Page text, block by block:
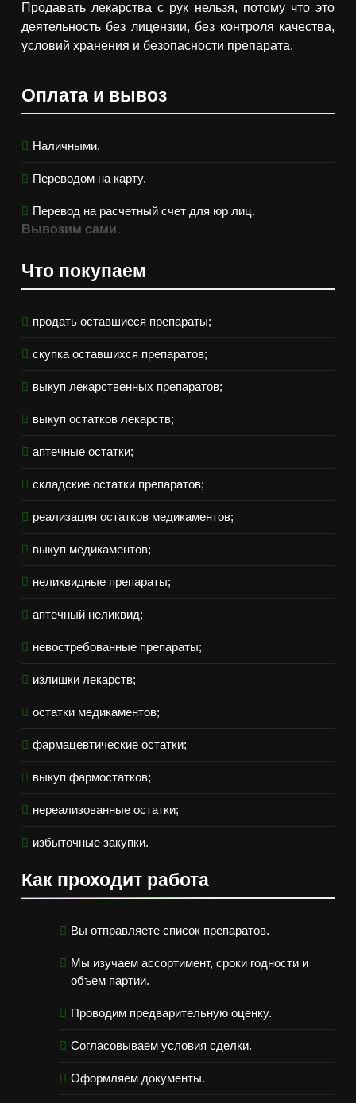
Продавать лекарства с рук нельзя, потому что это
деятельность без лицензии, без контроля качества,
условий хранения и безопасности препарата.
Оплата и вывоз
Наличными.
Переводом на карту.
Перевод на расчетный счет для юр лиц.
Вывозим сами.
Что покупаем
продать оставшиеся препараты;
скупка оставшихся препаратов;
выкуп лекарственных препаратов;
выкуп остатков лекарств;
аптечные остатки;
складские остатки препаратов;
реализация остатков медикаментов;
выкуп медикаментов;
неликвидные препараты;
аптечный неликвид;
невостребованные препараты;
излишки лекарств;
остатки медикаментов;
фармацевтические остатки;
выкуп фармостатков;
нереализованные остатки;
избыточные закупки.
Как проходит работа
Вы отправляете список препаратов.
Мы изучаем ассортимент, сроки годности и
объем партии.
Проводим предварительную оценку.
Согласовываем условия сделки.
Оформляем документы.